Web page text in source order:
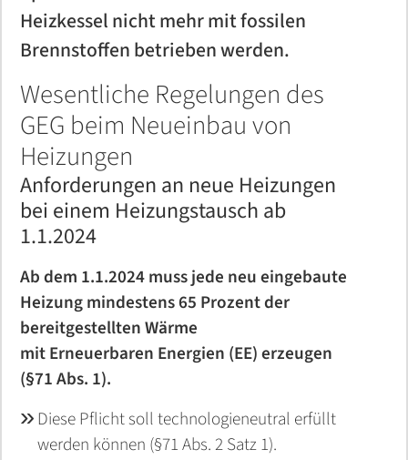
Heizkessel nicht mehr mit fossilen
Brennstoffen betrieben werden.
Wesentliche Regelungen des
GEG beim Neueinbau von
Heizungen
Anforderungen an neue Heizungen
bei einem Heizungstausch ab
1.1.2024
Ab dem 1.1.2024 muss jede neu eingebaute
Heizung mindestens 65 Prozent der
bereitgestellten Wärme
mit Erneuerbaren Energien (EE) erzeugen
(§71 Abs. 1).
Diese Pflicht soll technologieneutral erfüllt
werden können (§71 Abs. 2 Satz 1).